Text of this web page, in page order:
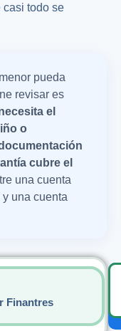
casi todo se
pueda
revisar es
el
o
cubre el
una cuenta
una cuenta
Finantres